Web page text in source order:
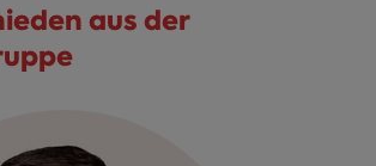
aus der